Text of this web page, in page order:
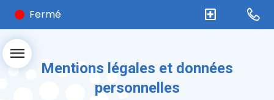
Fermé local_hospital
menu
Mentions légales et données
personnelles